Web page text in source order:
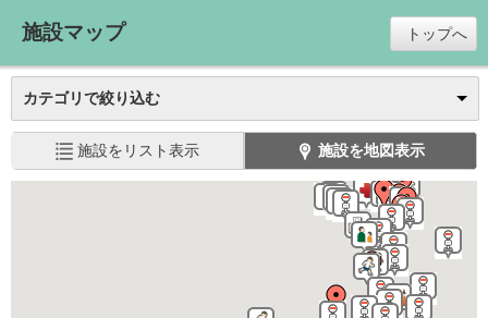
施設マップ トップへ
カテゴリで絞り込む
施設をリスト表示 施設を地図表示